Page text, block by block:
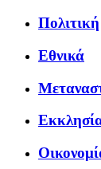
Πολιτική
Εθνικά